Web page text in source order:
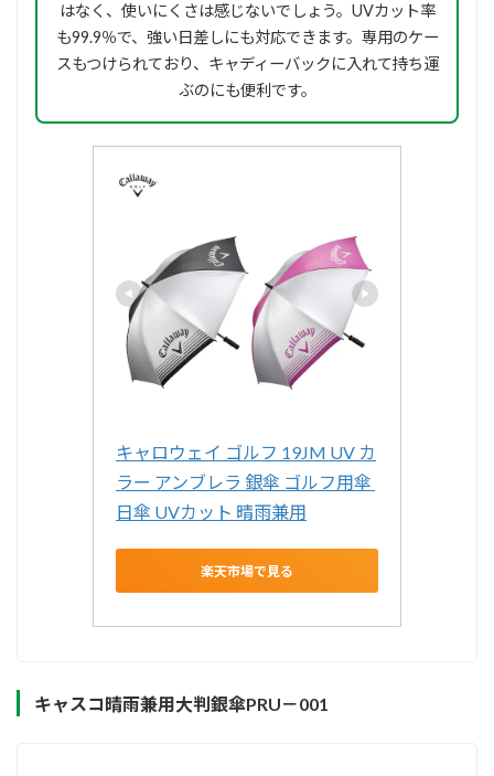
はなく、使いにくさは感じないでしょう。UVカット率
も99.9％で、強い日差しにも対応できます。専用のケー
スもつけられており、キャディーバックに入れて持ち運
ぶのにも便利です。
キャロウェイ ゴルフ 19JM UV カ
ラー アンブレラ 銀傘 ゴルフ用傘
日傘 UVカット 晴雨兼用
楽天市場で見る
キャスコ晴雨兼用大判銀傘PRU－001